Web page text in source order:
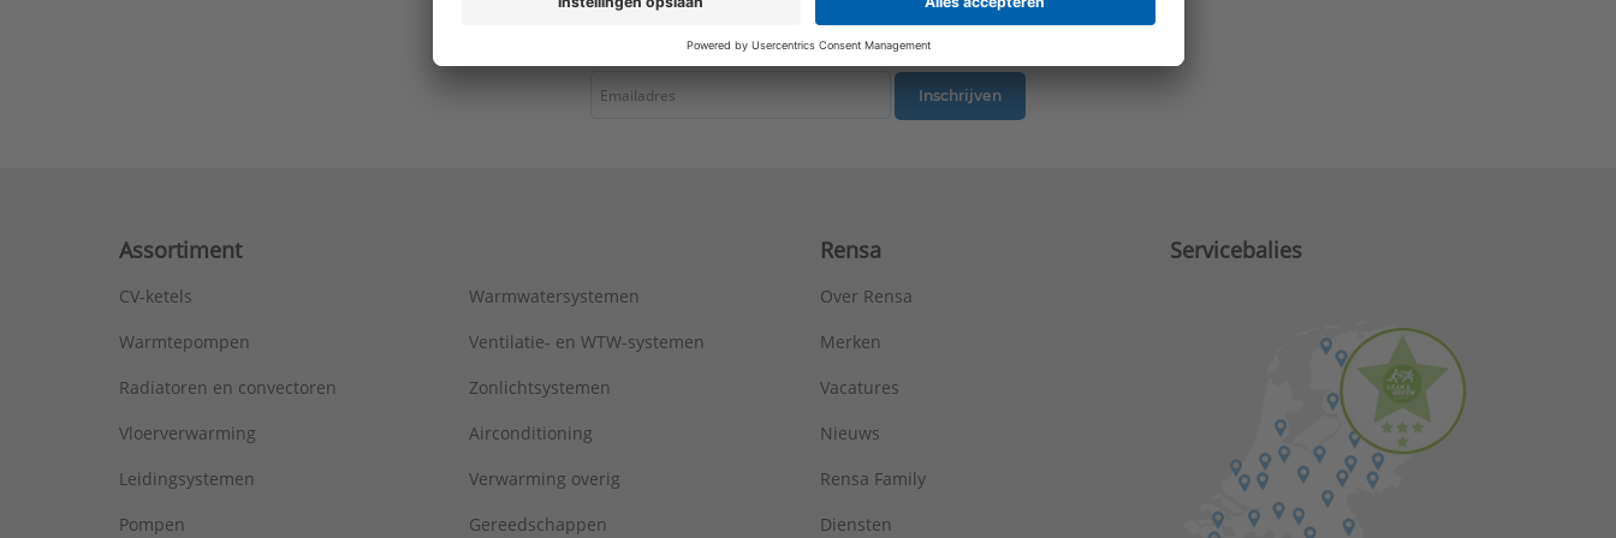
Montagewijze: Inbouw (stucwerk)
Zonder label
Oppervlaktebescherming: Gelakt
RAL-nummer (vergelijkbaar):
Type:
Serie: LS range
Inschrijven
Assortiment
CV-ketels
Warmtepompen
Radiatoren en convectoren
Vloerverwarming
Leidingsystemen
Pompen
Warmwatersystemen
Ventilatie- en WTW-systemen
Zonlichtsystemen
Airconditioning
Verwarming overig
Gereedschappen
Rensa
Over Rensa
Merken
Vacatures
Nieuws
Rensa Family
Diensten
Servicebalies